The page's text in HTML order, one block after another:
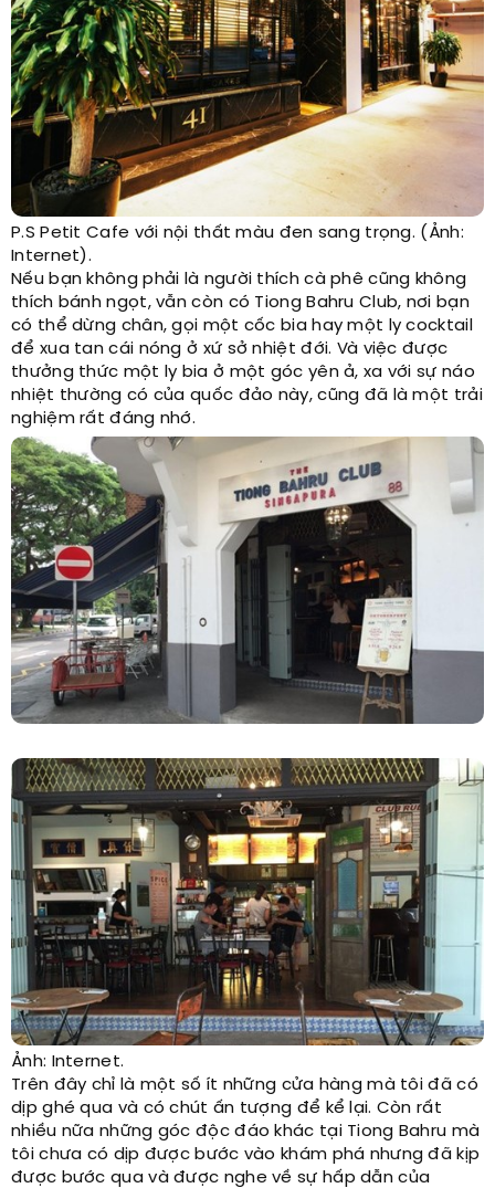
P.S Petit Cafe với nội thất màu đen sang trọng. (Ảnh:
Internet).
Nếu bạn không phải là người thích cà phê cũng không
thích bánh ngọt, vẫn còn có Tiong Bahru Club, nơi bạn
có thể dừng chân, gọi một cốc bia hay một ly cocktail
để xua tan cái nóng ở xứ sở nhiệt đới. Và việc được
thưởng thức một ly bia ở một góc yên ả, xa với sự náo
nhiệt thường có của quốc đảo này, cũng đã là một trải
nghiệm rất đáng nhớ.
Ảnh: Internet.
Trên đây chỉ là một số ít những cửa hàng mà tôi đã có
dịp ghé qua và có chút ấn tượng để kể lại. Còn rất
nhiều nữa những góc độc đáo khác tại Tiong Bahru mà
tôi chưa có dịp được bước vào khám phá nhưng đã kịp
được bước qua và được nghe về sự hấp dẫn của